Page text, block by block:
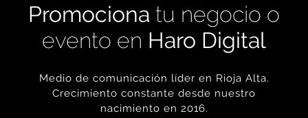
Promociona tu negocio o
evento en Haro Digital
Medio de comunicación líder en Rioja Alta.
Crecimiento constante desde nuestro
nacimiento en 2016.